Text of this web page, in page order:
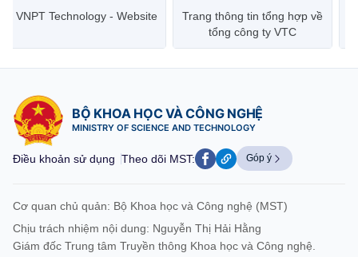
Technology - Website
Trang thông tin tổng hợp về
tổng công ty VTC
BỘ KHOA HỌC VÀ CÔNG NGHỆ
MINISTRY OF SCIENCE AND TECHNOLOGY
Điều khoản sử dụng Theo dõi MST: Góp ý
Cơ quan chủ quản: Bộ Khoa học và Công nghệ (MST)
Chịu trách nhiệm nội dung: Nguyễn Thị Hải Hằng
Giám đốc Trung tâm Truyền thông Khoa học và Công nghệ.